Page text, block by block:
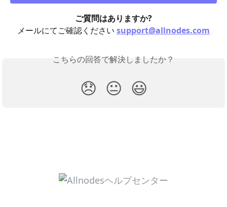
ご質問はありますか?
メールにてご確認ください support@allnodes.com
こちらの回答で解決しましたか？
😞 😐 😃